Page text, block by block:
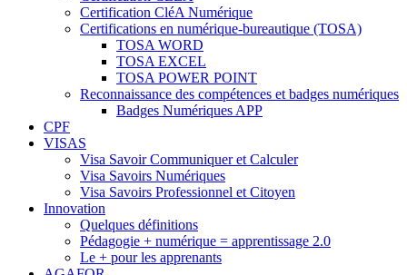
Certification CléA Numérique
Certifications en numérique-bureautique (TOSA)
TOSA WORD
TOSA EXCEL
TOSA POWER POINT
Reconnaissance des compétences et badges numériques
Badges Numériques APP
CPF
VISAS
Visa Savoir Communiquer et Calculer
Visa Savoirs Numériques
Visa Savoirs Professionnel et Citoyen
Innovation
Quelques définitions
Pédagogie + numérique = apprentissage 2.0
Le + pour les apprenants